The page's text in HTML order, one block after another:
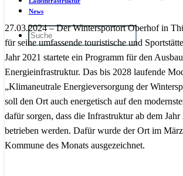
News
27.03.2024 – Der Wintersportort Oberhof in
für seine umfassende touristische und
Jahr 2021 startete ein Programm für den
Energieinfrastruktur. Das bis 2028 laufende
„Klimaneutrale Energieversorgung der
soll den Ort auch energetisch auf den
dafür sorgen, dass die Infrastruktur ab dem
betrieben werden. Dafür wurde der Ort im
Kommune des Monats ausgezeichnet.